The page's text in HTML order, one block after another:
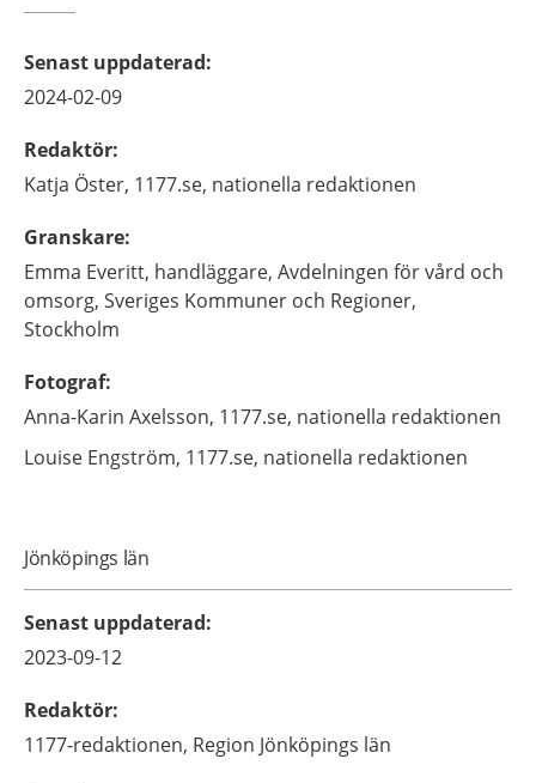
Senast uppdaterad:
2024-02-09
Redaktör:
Katja Öster, 1177.se, nationella redaktionen
Granskare:
Emma Everitt, handläggare, Avdelningen för vård och
omsorg, Sveriges Kommuner och Regioner,
Stockholm
Fotograf:
Anna-Karin Axelsson, 1177.se, nationella redaktionen
Louise Engström, 1177.se, nationella redaktionen
Jönköpings län
Senast uppdaterad:
2023-09-12
Redaktör:
1177-redaktionen, Region Jönköpings län